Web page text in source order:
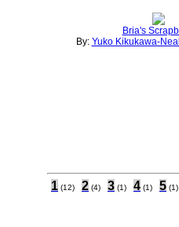
Bria's
By: Yuko Kikukawa-
1 (12) 2 (4) 3 (1) 4 (1) 5 (1)